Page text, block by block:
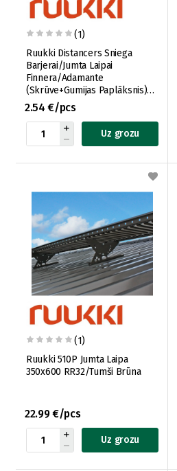
(1)
Ruukki Distancers Sniega
Barjerai/Jumta Laipai
Finnera/Adamante
(Skrūve+Gumijas Paplāksnis)
RSLFSFI
2.54 €/pcs
Uz grozu
(1)
Ruukki 510P Jumta Laipa
350x600 RR32/Tumši Brūna
22.99 €/pcs
Uz grozu